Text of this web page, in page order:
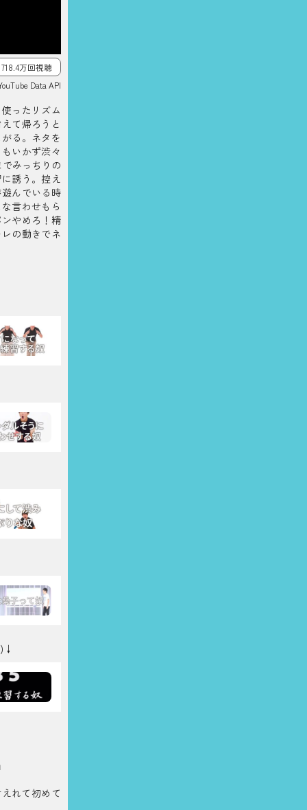
718.4万回視聴
Data API
ったリズム
て帰ろうと
る。ネタを
いかず渋々
みっちりの
誘う。控え
んでいる時
言わせもら
やめろ！精
の動きでネ
れて初めて